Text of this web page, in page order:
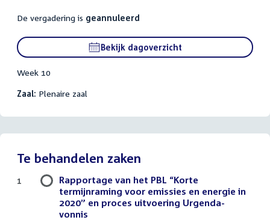
De vergadering is geannuleerd
Bekijk dagoverzicht
Week 10
Zaal: Plenaire zaal
Te behandelen zaken
Rapportage van het PBL “Korte
termijnraming voor emissies en energie in
2020” en proces uitvoering Urgenda-
vonnis
1